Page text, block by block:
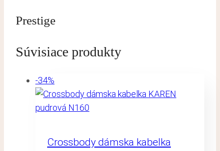
Prestige
Súvisiace produkty
-34%
Crossbody dámska kabelka